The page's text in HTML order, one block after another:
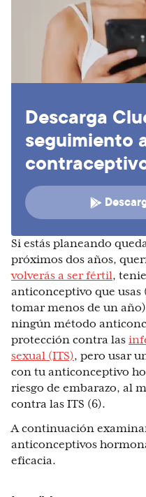
Descarga
seguimiento
Si estás planeando
próximos dos años,
volverás a ser fértil,
anticonceptivo que
tomar menos de un
ningún método
protección contra las
sexual (ITS), pero usar
con tu anticonceptivo
riesgo de embarazo, al
contra las ITS (6).
A continuación
anticonceptivos
eficacia.